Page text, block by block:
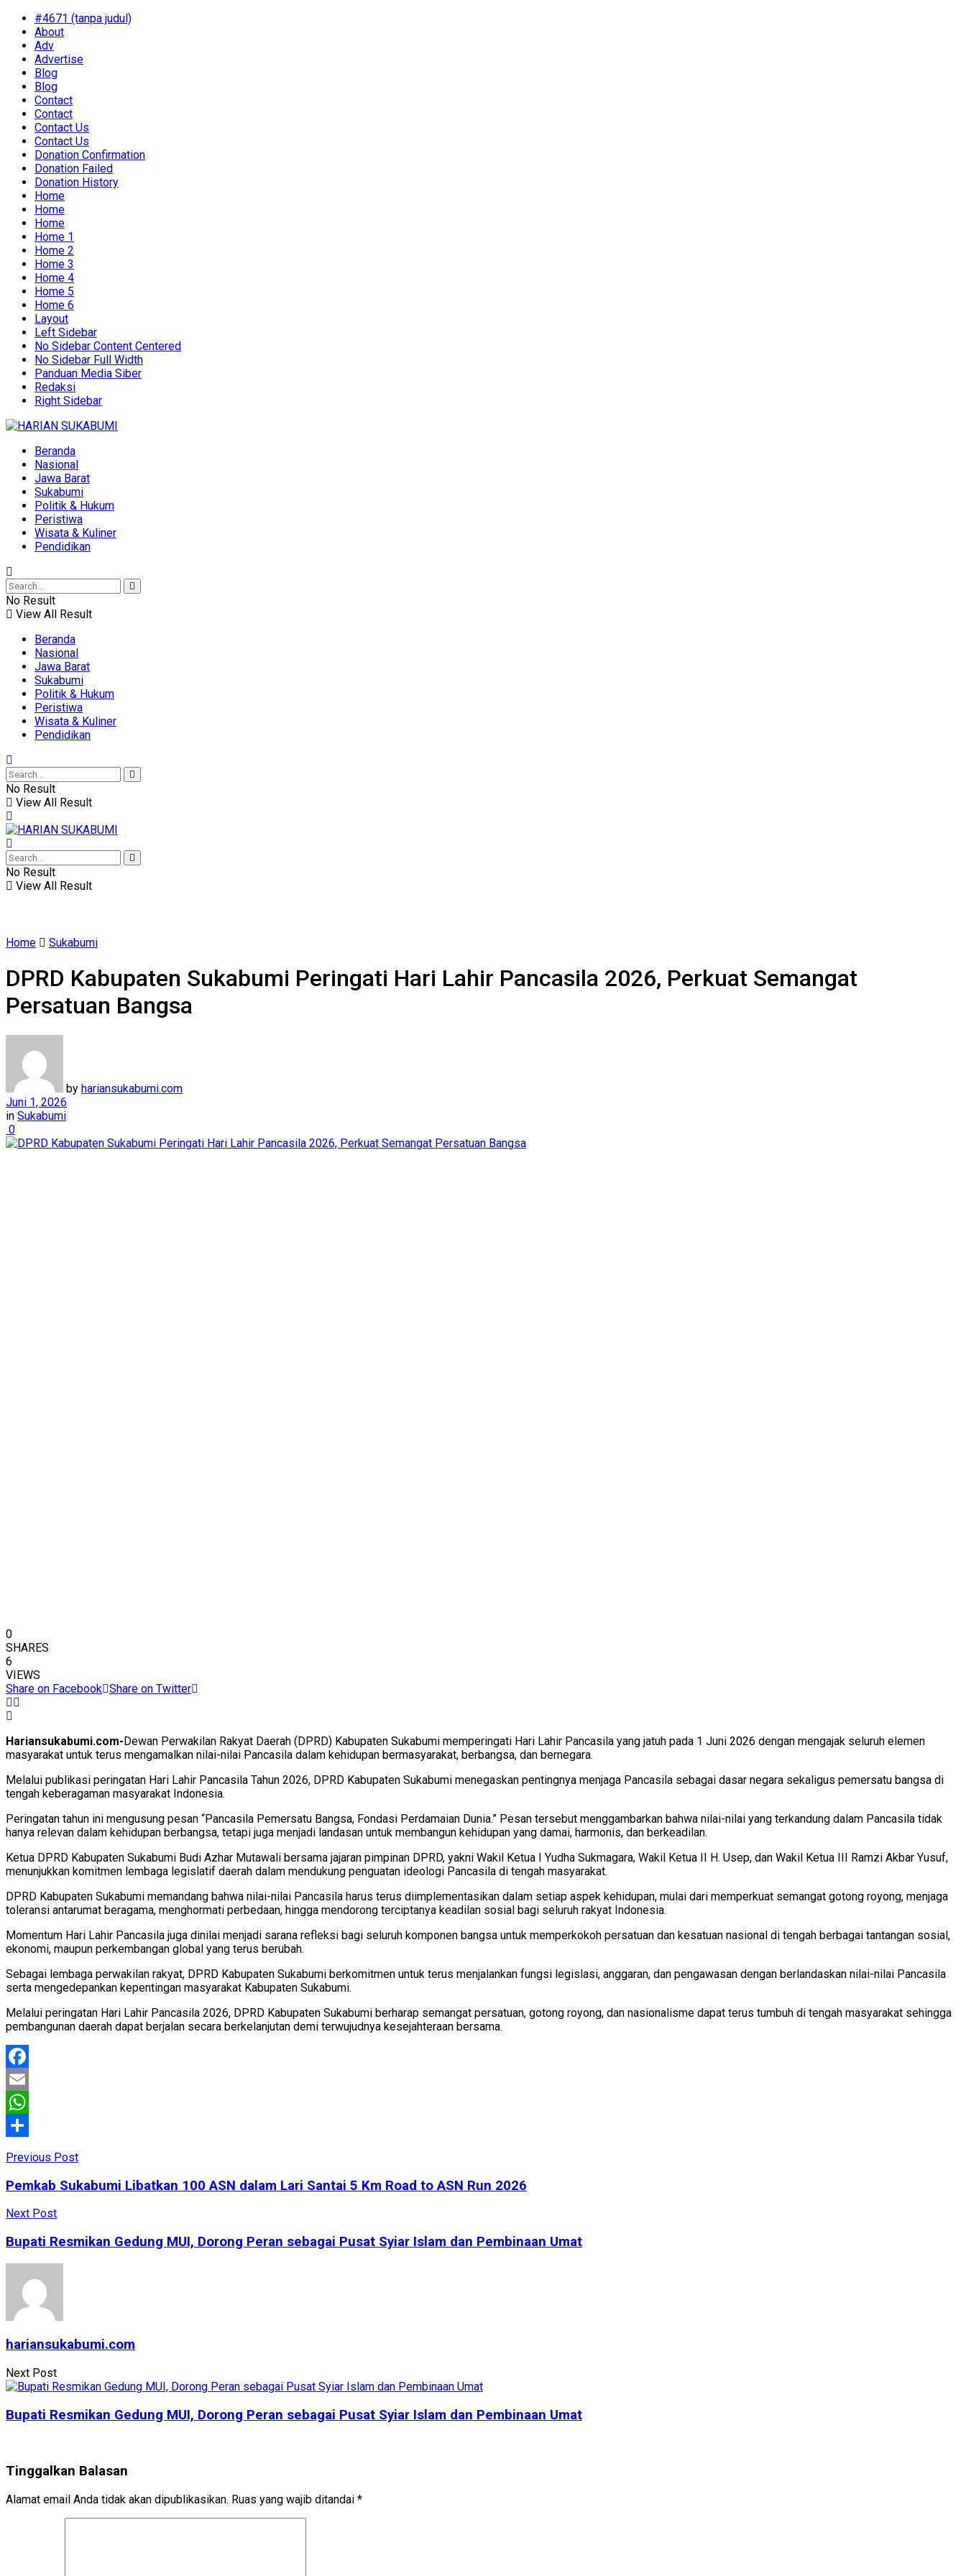
#4671 (tanpa judul)
About
Adv
Advertise
Blog
Blog
Contact
Contact
Contact Us
Contact Us
Donation Confirmation
Donation Failed
Donation History
Home
Home
Home
Home 1
Home 2
Home 3
Home 4
Home 5
Home 6
Layout
Left Sidebar
No Sidebar Content Centered
No Sidebar Full Width
Panduan Media Siber
Redaksi
Right Sidebar
Beranda
Nasional
Jawa Barat
Sukabumi
Politik & Hukum
Peristiwa
Wisata & Kuliner
Pendidikan
No Result
View All Result
Beranda
Nasional
Jawa Barat
Sukabumi
Politik & Hukum
Peristiwa
Wisata & Kuliner
Pendidikan
No Result
View All Result
No Result
View All Result
Home Sukabumi
DPRD Kabupaten Sukabumi Peringati Hari Lahir Pancasila 2026, Perkuat Semangat
Persatuan Bangsa
by hariansukabumi.com
Juni 1, 2026
in Sukabumi
0
0
SHARES
6
VIEWS
Share on Facebook Share on Twitter
Hariansukabumi.com-Dewan Perwakilan Rakyat Daerah (DPRD) Kabupaten Sukabumi memperingati Hari Lahir Pancasila yang jatuh pada 1 Juni 2026 dengan mengajak seluruh elemen
masyarakat untuk terus mengamalkan nilai-nilai Pancasila dalam kehidupan bermasyarakat, berbangsa, dan bernegara.
Melalui publikasi peringatan Hari Lahir Pancasila Tahun 2026, DPRD Kabupaten Sukabumi menegaskan pentingnya menjaga Pancasila sebagai dasar negara sekaligus pemersatu bangsa di
tengah keberagaman masyarakat Indonesia.
Peringatan tahun ini mengusung pesan “Pancasila Pemersatu Bangsa, Fondasi Perdamaian Dunia.” Pesan tersebut menggambarkan bahwa nilai-nilai yang terkandung dalam Pancasila tidak
hanya relevan dalam kehidupan berbangsa, tetapi juga menjadi landasan untuk membangun kehidupan yang damai, harmonis, dan berkeadilan.
Ketua DPRD Kabupaten Sukabumi Budi Azhar Mutawali bersama jajaran pimpinan DPRD, yakni Wakil Ketua I Yudha Sukmagara, Wakil Ketua II H. Usep, dan Wakil Ketua III Ramzi Akbar Yusuf,
menunjukkan komitmen lembaga legislatif daerah dalam mendukung penguatan ideologi Pancasila di tengah masyarakat.
DPRD Kabupaten Sukabumi memandang bahwa nilai-nilai Pancasila harus terus diimplementasikan dalam setiap aspek kehidupan, mulai dari memperkuat semangat gotong royong, menjaga
toleransi antarumat beragama, menghormati perbedaan, hingga mendorong terciptanya keadilan sosial bagi seluruh rakyat Indonesia.
Momentum Hari Lahir Pancasila juga dinilai menjadi sarana refleksi bagi seluruh komponen bangsa untuk memperkokoh persatuan dan kesatuan nasional di tengah berbagai tantangan sosial,
ekonomi, maupun perkembangan global yang terus berubah.
Sebagai lembaga perwakilan rakyat, DPRD Kabupaten Sukabumi berkomitmen untuk terus menjalankan fungsi legislasi, anggaran, dan pengawasan dengan berlandaskan nilai-nilai Pancasila
serta mengedepankan kepentingan masyarakat Kabupaten Sukabumi.
Melalui peringatan Hari Lahir Pancasila 2026, DPRD Kabupaten Sukabumi berharap semangat persatuan, gotong royong, dan nasionalisme dapat terus tumbuh di tengah masyarakat sehingga
pembangunan daerah dapat berjalan secara berkelanjutan demi terwujudnya kesejahteraan bersama.
Facebook
Email
WhatsApp
Previous Post
Pemkab Sukabumi Libatkan 100 ASN dalam Lari Santai 5 Km Road to ASN Run 2026
Next Post
Bupati Resmikan Gedung MUI, Dorong Peran sebagai Pusat Syiar Islam dan Pembinaan Umat
hariansukabumi.com
Next Post
Bupati Resmikan Gedung MUI, Dorong Peran sebagai Pusat Syiar Islam dan Pembinaan Umat
Tinggalkan Balasan
Alamat email Anda tidak akan dipublikasikan. Ruas yang wajib ditandai *